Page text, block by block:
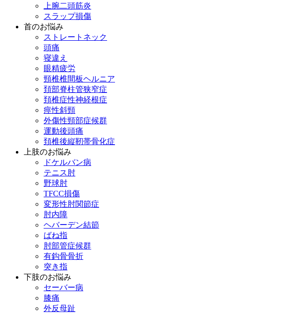
上腕二頭筋炎
スラップ損傷
首のお悩み
ストレートネック
頭痛
寝違え
眼精疲労
頸椎椎間板ヘルニア
頚部脊柱管狭窄症
頚椎症性神経根症
痙性斜頸
外傷性頸部症候群
運動後頭痛
頚椎後縦靭帯骨化症
上肢のお悩み
ドケルバン病
テニス肘
野球肘
TFCC損傷
変形性肘関節症
肘内障
ヘバーデン結節
ばね指
肘部管症候群
有鈎骨骨折
突き指
下肢のお悩み
セーバー病
膝痛
外反母趾